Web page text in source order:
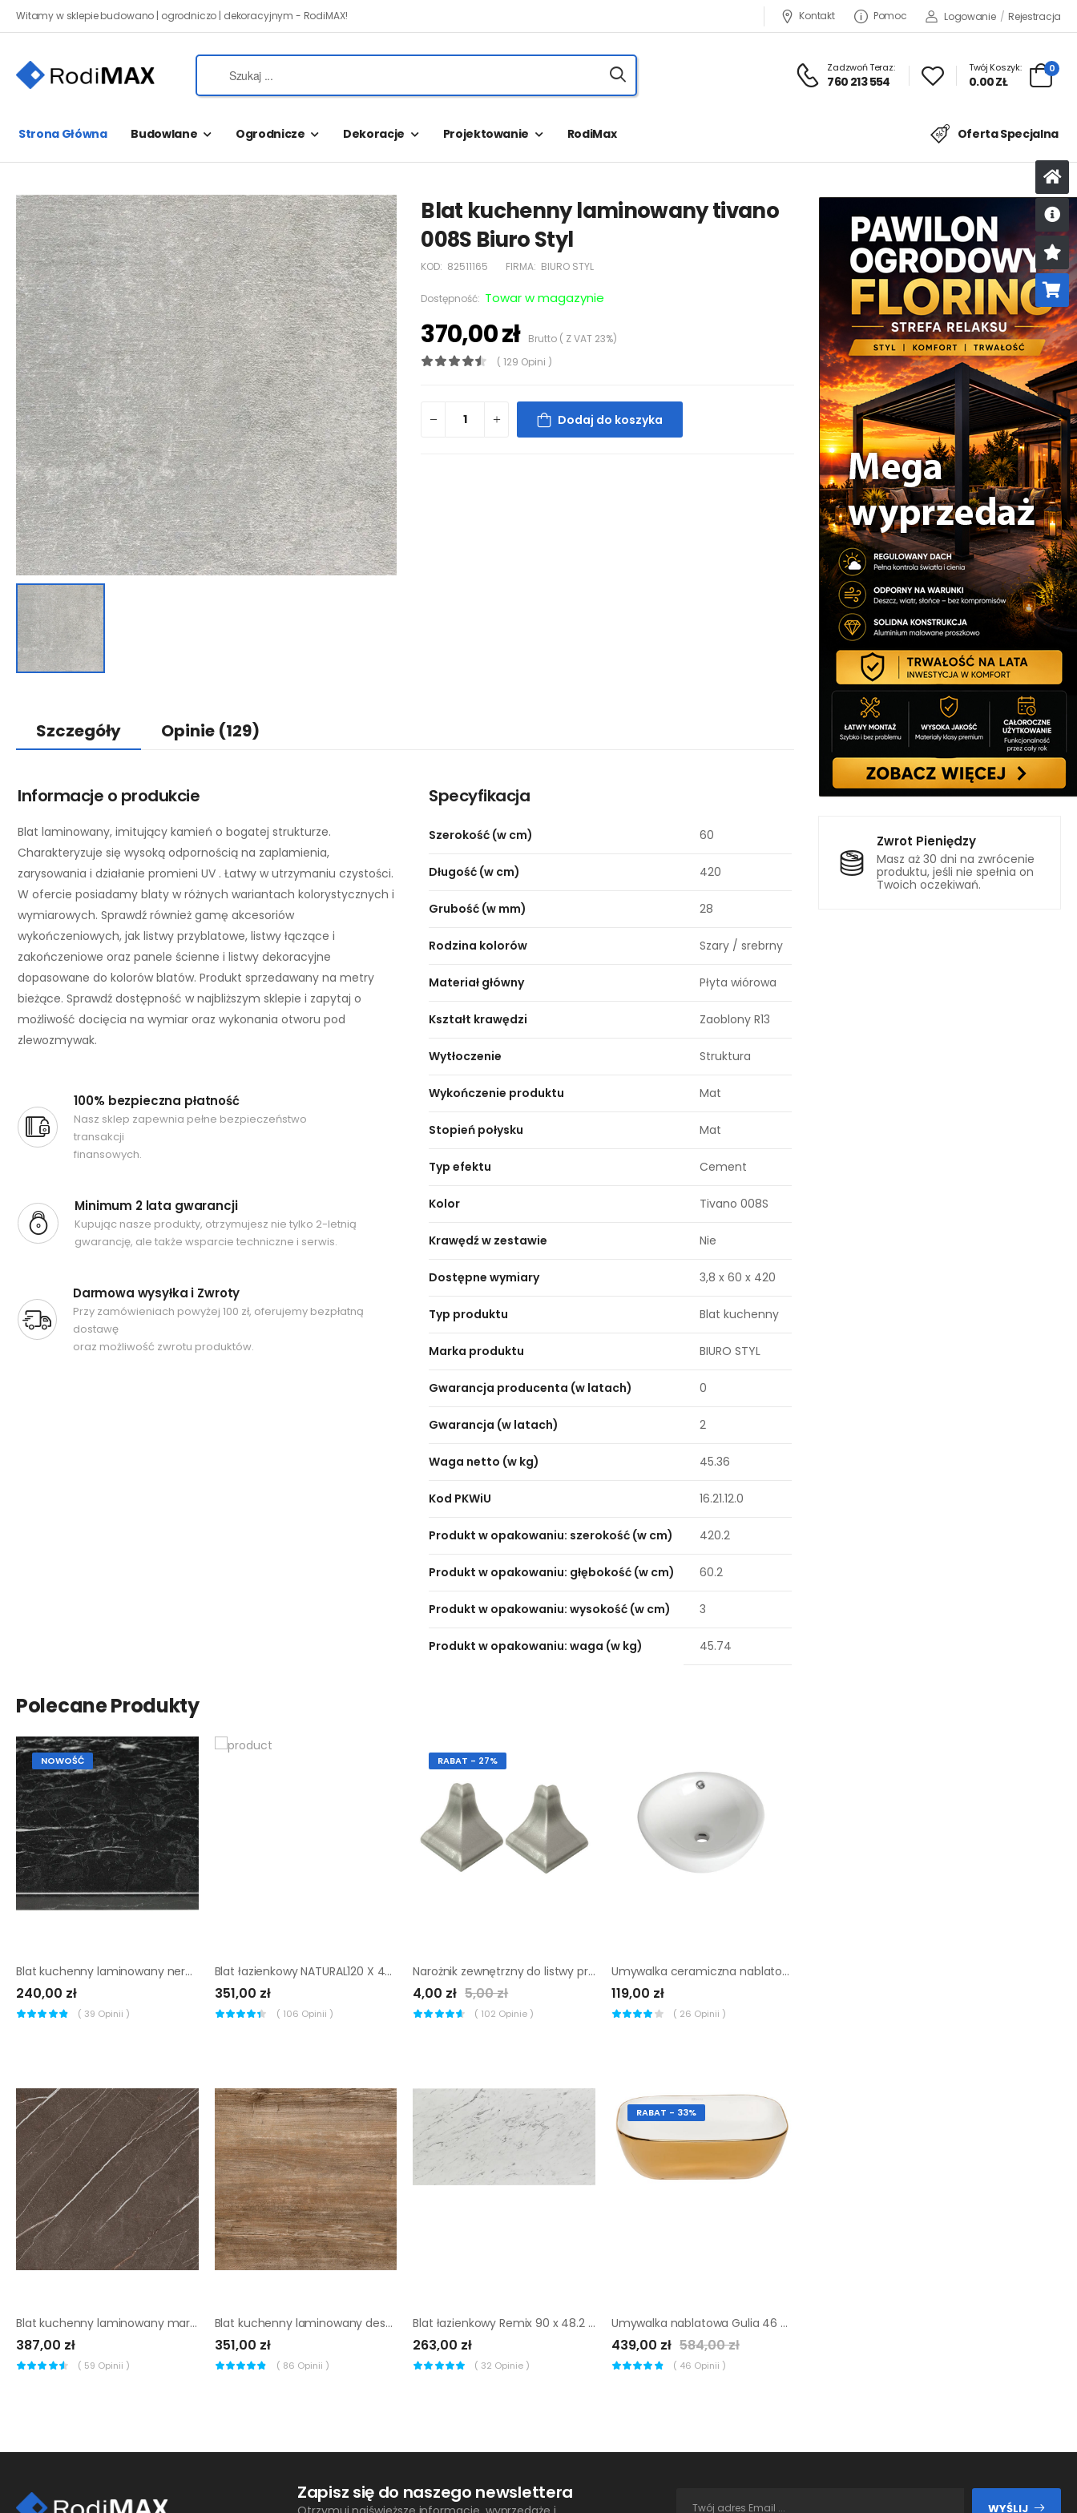
Witamy w sklepie budowano | ogrodniczo | dekoracyjnym - RodiMAX! Kontakt Pomoc Logowanie / Rejestracja
Zadzwoń Teraz:
760 213 554
Twój Koszyk:
0.00 ZŁ
0
Strona Główna Budowlane Ogrodnicze Dekoracje Projektowanie RodiMax Oferta Specjalna
Zwrot Pieniędzy
Masz aż 30 dni na zwrócenie
produktu, jeśli nie spełnia on
Twoich oczekiwań.
Blat kuchenny laminowany tivano
008S Biuro Styl
KOD: 82511165 FIRMA: BIURO STYL
Dostępność: Towar w magazynie
370,00 złBrutto ( Z VAT 23%)
( 129 Opini )
Dodaj do koszyka
Szczegóły Opinie (129)
Informacje o produkcie
Blat laminowany, imitujący kamień o bogatej strukturze.
Charakteryzuje się wysoką odpornością na zaplamienia,
zarysowania i działanie promieni UV . Łatwy w utrzymaniu czystości.
W ofercie posiadamy blaty w różnych wariantach kolorystycznych i
wymiarowych. Sprawdź również gamę akcesoriów
wykończeniowych, jak listwy przyblatowe, listwy łączące i
zakończeniowe oraz panele ścienne i listwy dekoracyjne
dopasowane do kolorów blatów. Produkt sprzedawany na metry
bieżące. Sprawdź dostępność w najbliższym sklepie i zapytaj o
możliwość docięcia na wymiar oraz wykonania otworu pod
zlewozmywak.
100% bezpieczna płatność
Nasz sklep zapewnia pełne bezpieczeństwo
transakcji
finansowych.
Minimum 2 lata gwarancji
Kupując nasze produkty, otrzymujesz nie tylko 2-letnią
gwarancję, ale także wsparcie techniczne i serwis.
Darmowa wysyłka i Zwroty
Przy zamówieniach powyżej 100 zł, oferujemy bezpłatną
dostawę
oraz możliwość zwrotu produktów.
Specyfikacja
Szerokość (w cm) 60
Długość (w cm) 420
Grubość (w mm) 28
Rodzina kolorów Szary / srebrny
Materiał główny Płyta wiórowa
Kształt krawędzi Zaoblony R13
Wytłoczenie Struktura
Wykończenie produktu Mat
Stopień połysku Mat
Typ efektu Cement
Kolor Tivano 008S
Krawędź w zestawie Nie
Dostępne wymiary 3,8 x 60 x 420
Typ produktu Blat kuchenny
Marka produktu BIURO STYL
Gwarancja producenta (w latach) 0
Gwarancja (w latach) 2
Waga netto (w kg) 45.36
Kod PKWiU 16.21.12.0
Produkt w opakowaniu: szerokość (w cm) 420.2
Produkt w opakowaniu: głębokość (w cm) 60.2
Produkt w opakowaniu: wysokość (w cm) 3
Produkt w opakowaniu: waga (w kg) 45.74
Polecane Produkty
NOWOŚĆ
Blat kuchenny laminowany nero portoro Pfleiderer
240,00 zł
( 39 Opinii )
Blat łazienkowy NATURAL120 X 48.5 SENSEA
351,00 zł
( 106 Opinii )
RABAT - 27%
Narożnik zewnętrzny do listwy przyblatowej LB15 2 szt. Korner
4,00 zł 5,00 zł
( 102 Opinie )
Umywalka ceramiczna nablatowa Round 38 Sensea
119,00 zł
( 26 Opinii )
Blat kuchenny laminowany marmur sao 733S Biuro Styl
387,00 zł
( 59 Opinii )
Blat kuchenny laminowany deska karaibska 346S Biuro Styl
351,00 zł
( 86 Opinii )
Blat łazienkowy Remix 90 x 48.2 Sensea
263,00 zł
( 32 Opinie )
RABAT - 33%
Umywalka nablatowa Gulia 46 X 32.5 Domino
439,00 zł 584,00 zł
( 46 Opinii )
Zapisz się do naszego newslettera
WYŚLIJ